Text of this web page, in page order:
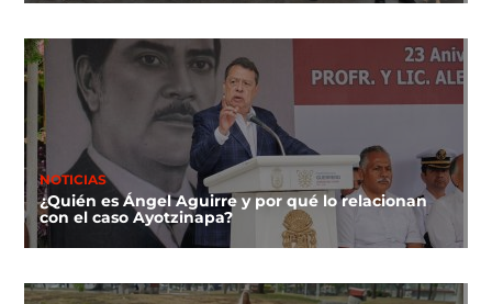
NOTICIAS
¿Quién es Ángel Aguirre y por qué lo relacionan
con el caso Ayotzinapa?